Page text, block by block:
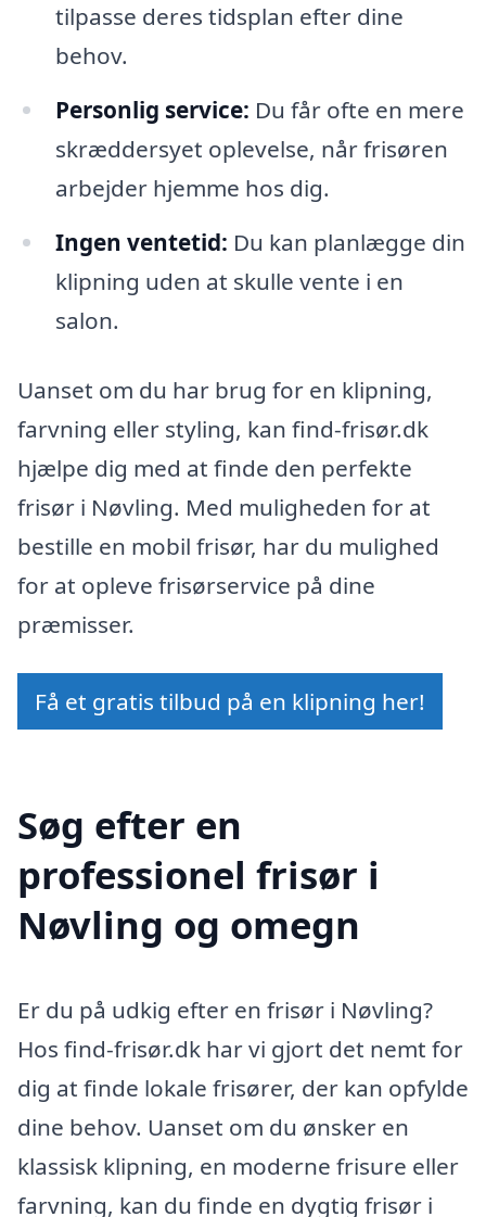
tilpasse deres tidsplan efter dine
behov.
Personlig service: Du får ofte en mere
skræddersyet oplevelse, når frisøren
arbejder hjemme hos dig.
Ingen ventetid: Du kan planlægge din
klipning uden at skulle vente i en
salon.
Uanset om du har brug for en klipning,
farvning eller styling, kan find-frisør.dk
hjælpe dig med at finde den perfekte
frisør i Nøvling. Med muligheden for at
bestille en mobil frisør, har du mulighed
for at opleve frisørservice på dine
præmisser.
Få et gratis tilbud på en klipning her!
Søg efter en
professionel frisør i
Nøvling og omegn
Er du på udkig efter en frisør i Nøvling?
Hos find-frisør.dk har vi gjort det nemt for
dig at finde lokale frisører, der kan opfylde
dine behov. Uanset om du ønsker en
klassisk klipning, en moderne frisure eller
farvning, kan du finde en dygtig frisør i